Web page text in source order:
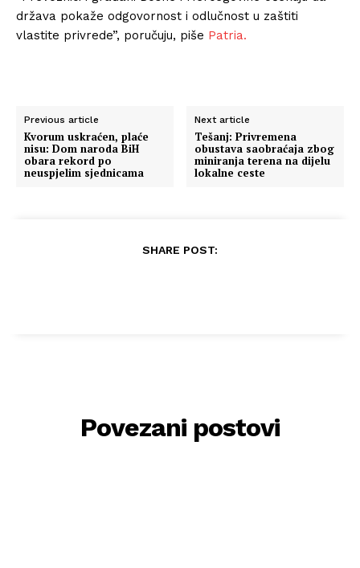
država pokaže odgovornost i odlučnost u zaštiti
vlastite privrede”, poručuju, piše Patria.
Previous article
Kvorum uskraćen, plaće
nisu: Dom naroda BiH
obara rekord po
neuspjelim sjednicama
Next article
Tešanj: Privremena
obustava saobraćaja zbog
miniranja terena na dijelu
lokalne ceste
SHARE POST:
Povezani postovi